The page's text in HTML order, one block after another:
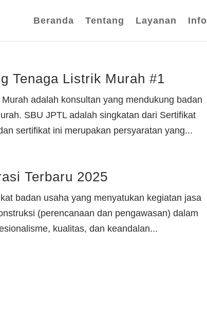
Beranda Tentang Layanan Info
Tenaga Listrik Murah #1
adalah konsultan yang mendukung badan
SBU JPTL adalah singkatan dari Sertifikat
sertifikat ini merupakan persyaratan yang...
Terbaru 2025
badan usaha yang menyatukan kegiatan jasa
(perencanaan dan pengawasan) dalam
kualitas, dan keandalan...